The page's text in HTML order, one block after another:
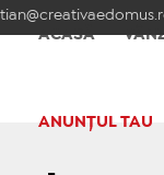
ACASĂ
ANUNȚUL TAU